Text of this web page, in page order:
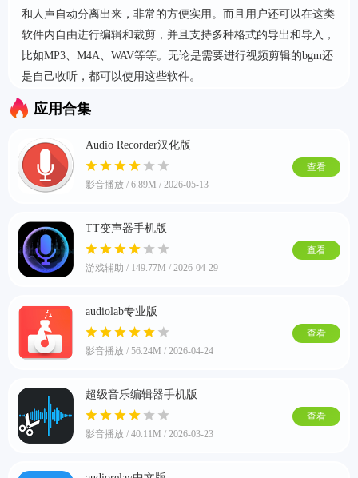
和人声自动分离出来，非常的方便实用。而且用户还可以在这类
软件内自由进行编辑和裁剪，并且支持多种格式的导出和导入，
比如MP3、M4A、WAV等等。无论是需要进行视频剪辑的bgm还
是自己收听，都可以使用这些软件。
应用合集
Audio Recorder汉化版
影音播放 / 6.89M / 2026-05-13
查看
TT变声器手机版
游戏辅助 / 149.77M / 2026-04-29
查看
audiolab专业版
影音播放 / 56.24M / 2026-04-24
查看
超级音乐编辑器手机版
影音播放 / 40.11M / 2026-03-23
查看